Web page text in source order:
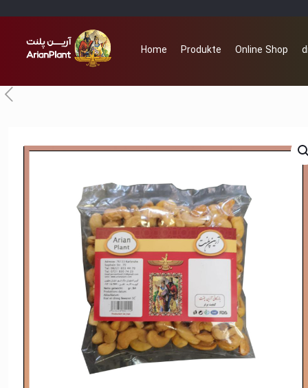
Home Produkte Online Shop